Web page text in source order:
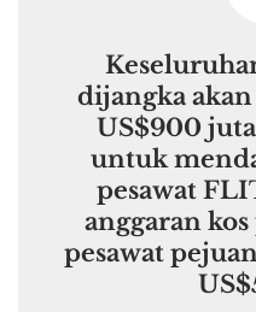
dijangka
US$900
untuk
pesawat
anggaran
pesawat